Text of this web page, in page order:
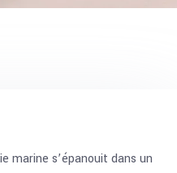
marine s’épanouit dans un